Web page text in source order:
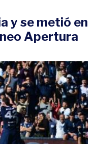
y se metió en
Apertura